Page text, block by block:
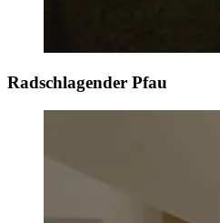
Radschlagender Pfau